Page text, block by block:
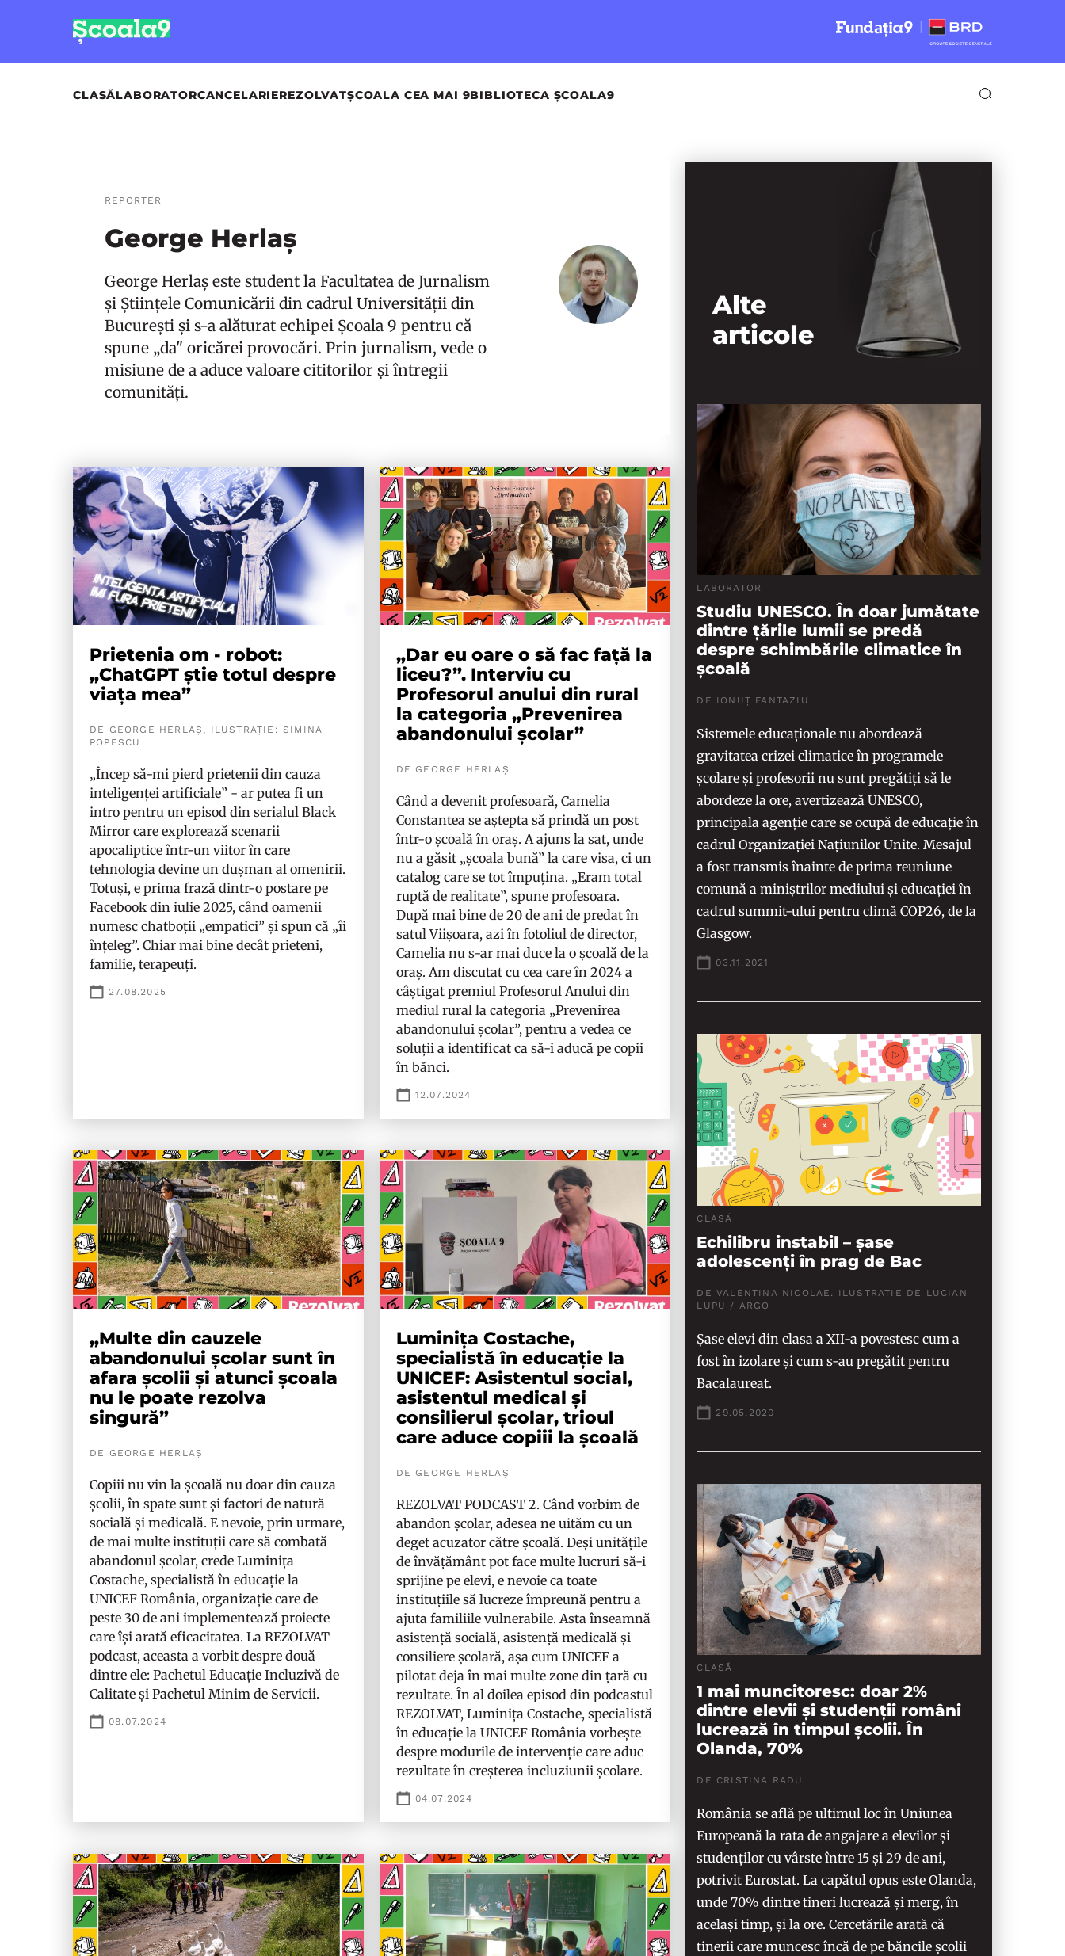
CLASĂLABORATORCANCELARIEREZOLVATȘCOALA CEA MAI 9BIBLIOTECA ȘCOALA9
REPORTER
George Herlaș
George Herlaș este student la Facultatea de Jurnalism
și Științele Comunicării din cadrul Universității din
București și s-a alăturat echipei Școala 9 pentru că
spune „da" oricărei provocări. Prin jurnalism, vede o
misiune de a aduce valoare cititorilor și întregii
comunități.
Prietenia om - robot:
„ChatGPT știe totul despre
viața mea”
DE GEORGE HERLAȘ, ILUSTRAȚIE: SIMINA
POPESCU
„Încep să-mi pierd prietenii din cauza
inteligenței artificiale” - ar putea fi un
intro pentru un episod din serialul Black
Mirror care explorează scenarii
apocaliptice într-un viitor în care
tehnologia devine un dușman al omenirii.
Totuși, e prima frază dintr-o postare pe
Facebook din iulie 2025, când oamenii
numesc chatboții „empatici” și spun că „îi
înțeleg”. Chiar mai bine decât prieteni,
familie, terapeuți.
27.08.2025
„Dar eu oare o să fac față la
liceu?”. Interviu cu
Profesorul anului din rural
la categoria „Prevenirea
abandonului școlar”
DE GEORGE HERLAȘ
Când a devenit profesoară, Camelia
Constantea se aștepta să prindă un post
într-o școală în oraș. A ajuns la sat, unde
nu a găsit „școala bună” la care visa, ci un
catalog care se tot împuțina. „Eram total
ruptă de realitate”, spune profesoara.
După mai bine de 20 de ani de predat în
satul Viișoara, azi în fotoliul de director,
Camelia nu s-ar mai duce la o școală de la
oraș. Am discutat cu cea care în 2024 a
câștigat premiul Profesorul Anului din
mediul rural la categoria „Prevenirea
abandonului școlar”, pentru a vedea ce
soluții a identificat ca să-i aducă pe copii
în bănci.
12.07.2024
„Multe din cauzele
abandonului școlar sunt în
afara școlii și atunci școala
nu le poate rezolva
singură”
DE GEORGE HERLAȘ
Copiii nu vin la școală nu doar din cauza
școlii, în spate sunt și factori de natură
socială și medicală. E nevoie, prin urmare,
de mai multe instituții care să combată
abandonul școlar, crede Luminița
Costache, specialistă în educație la
UNICEF România, organizație care de
peste 30 de ani implementează proiecte
care își arată eficacitatea. La REZOLVAT
podcast, aceasta a vorbit despre două
dintre ele: Pachetul Educație Incluzivă de
Calitate și Pachetul Minim de Servicii.
08.07.2024
Luminița Costache,
specialistă în educație la
UNICEF: Asistentul social,
asistentul medical și
consilierul școlar, trioul
care aduce copiii la școală
DE GEORGE HERLAȘ
REZOLVAT PODCAST 2. Când vorbim de
abandon școlar, adesea ne uităm cu un
deget acuzator către școală. Deși unitățile
de învățământ pot face multe lucruri să-i
sprijine pe elevi, e nevoie ca toate
instituțiile să lucreze împreună pentru a
ajuta familiile vulnerabile. Asta înseamnă
asistență socială, asistență medicală și
consiliere școlară, așa cum UNICEF a
pilotat deja în mai multe zone din țară cu
rezultate. În al doilea episod din podcastul
REZOLVAT, Luminița Costache, specialistă
în educație la UNICEF România vorbește
despre modurile de intervenție care aduc
rezultate în creșterea incluziunii școlare.
04.07.2024
Alte
articole
LABORATOR
Studiu UNESCO. În doar jumătate
dintre țările lumii se predă
despre schimbările climatice în
școală
DE IONUȚ FANTAZIU
Sistemele educaționale nu abordează
gravitatea crizei climatice în programele
școlare și profesorii nu sunt pregătiți să le
abordeze la ore, avertizează UNESCO,
principala agenție care se ocupă de educație în
cadrul Organizației Națiunilor Unite. Mesajul
a fost transmis înainte de prima reuniune
comună a miniștrilor mediului și educației în
cadrul summit-ului pentru climă COP26, de la
Glasgow.
03.11.2021
CLASĂ
Echilibru instabil – șase
adolescenți în prag de Bac
DE VALENTINA NICOLAE. ILUSTRAȚIE DE LUCIAN
LUPU / ARGO
Șase elevi din clasa a XII-a povestesc cum a
fost în izolare și cum s-au pregătit pentru
Bacalaureat.
29.05.2020
CLASĂ
1 mai muncitoresc: doar 2%
dintre elevii și studenții români
lucrează în timpul școlii. În
Olanda, 70%
DE CRISTINA RADU
România se află pe ultimul loc în Uniunea
Europeană la rata de angajare a elevilor și
studenților cu vârste între 15 și 29 de ani,
potrivit Eurostat. La capătul opus este Olanda,
unde 70% dintre tineri lucrează și merg, în
același timp, și la ore. Cercetările arată că
tinerii care muncesc încă de pe băncile școlii